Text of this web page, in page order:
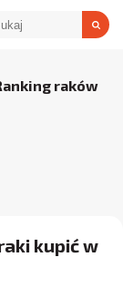
raków
kupić w